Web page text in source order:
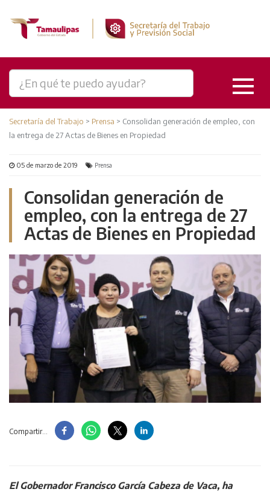
Secretaría del Trabajo > Prensa > Consolidan generación de empleo, con
la entrega de 27 Actas de Bienes en Propiedad
05 de marzo de 2019 Prensa
Consolidan generación de
empleo, con la entrega de 27
Actas de Bienes en Propiedad
Compartir...
El Gobernador Francisco García Cabeza de Vaca, ha